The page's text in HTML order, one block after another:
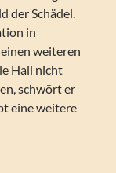
der Schädel.
in
weiteren
Hall nicht
schwört er
eine weitere